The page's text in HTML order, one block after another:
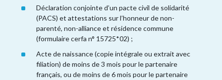
Déclaration conjointe d’un pacte civil de solidarité
(PACS) et attestations sur l’honneur de non-
parenté, non-alliance et résidence commune
(formulaire cerfa n° 15725*02) ;
Acte de naissance (copie intégrale ou extrait avec
filiation) de moins de 3 mois pour le partenaire
français, ou de moins de 6 mois pour le partenaire